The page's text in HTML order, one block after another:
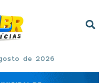
de 2026